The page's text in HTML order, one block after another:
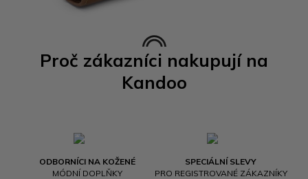
Proč zákazníci nakupují na
Kandoo
ODBORNÍCI NA KOŽENÉ
MÓDNÍ DOPLŇKY
SPECIÁLNÍ SLEVY
PRO REGISTROVANÉ ZÁKAZNÍKY